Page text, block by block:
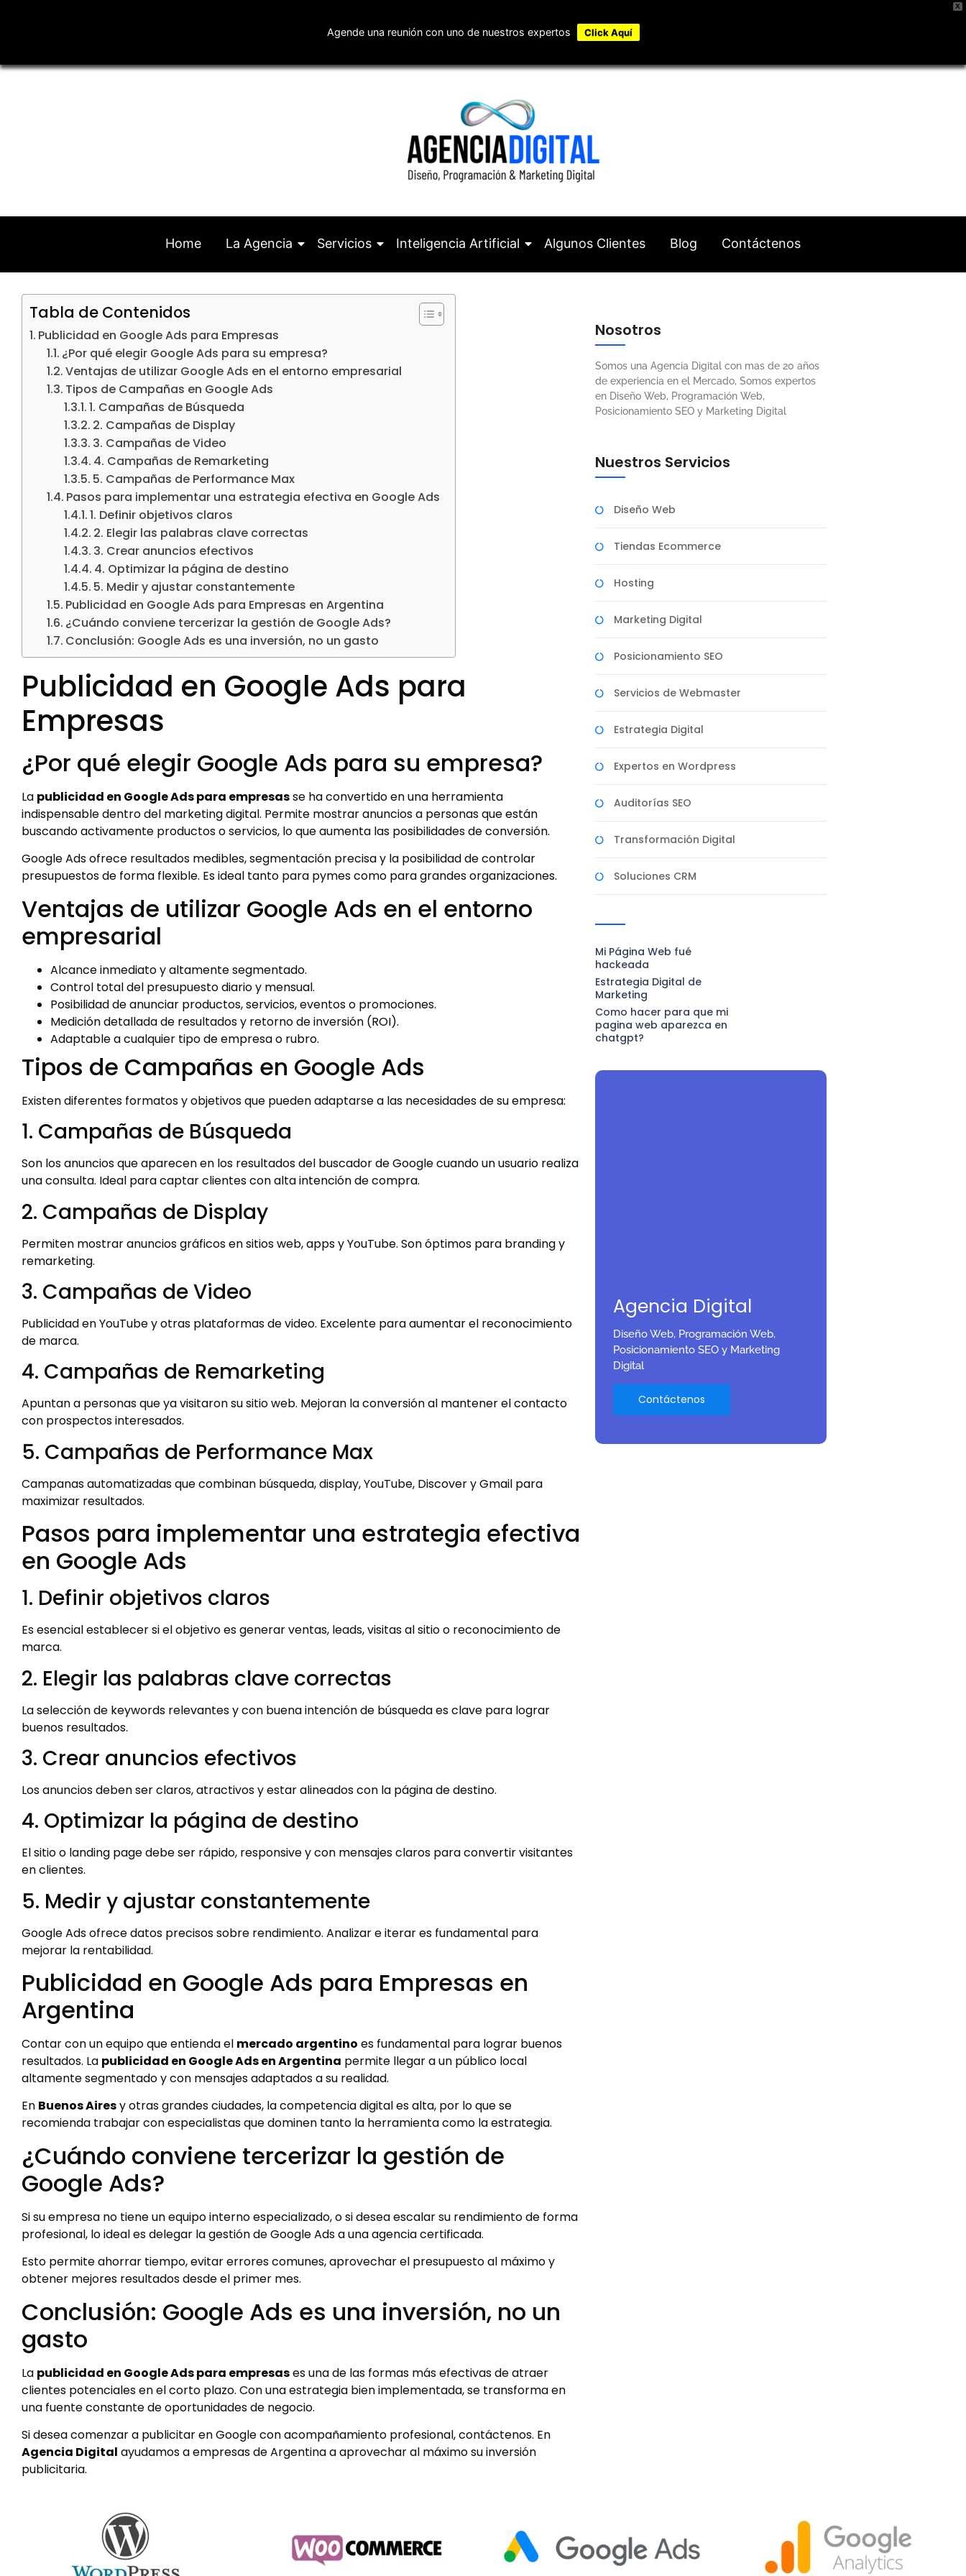
X
Agende una reunión con uno de nuestros expertos Click Aquí
Home La Agencia Servicios Inteligencia Artificial Algunos Clientes Blog Contáctenos
Tabla de Contenidos
Publicidad en Google Ads para Empresas
¿Por qué elegir Google Ads para su empresa?
Ventajas de utilizar Google Ads en el entorno empresarial
Tipos de Campañas en Google Ads
1. Campañas de Búsqueda
2. Campañas de Display
3. Campañas de Video
4. Campañas de Remarketing
5. Campañas de Performance Max
Pasos para implementar una estrategia efectiva en Google Ads
1. Definir objetivos claros
2. Elegir las palabras clave correctas
3. Crear anuncios efectivos
4. Optimizar la página de destino
5. Medir y ajustar constantemente
Publicidad en Google Ads para Empresas en Argentina
¿Cuándo conviene tercerizar la gestión de Google Ads?
Conclusión: Google Ads es una inversión, no un gasto
Publicidad en Google Ads para
Empresas
¿Por qué elegir Google Ads para su empresa?
La publicidad en Google Ads para empresasse ha convertido en una herramienta
indispensable dentro del marketing digital. Permite mostrar anuncios a personas que están
buscando activamente productos o servicios, lo que aumenta las posibilidades de conversión.
Google Ads ofrece resultados medibles, segmentación precisa y la posibilidad de controlar
presupuestos de forma flexible. Es ideal tanto para pymes como para grandes organizaciones.
Ventajas de utilizar Google Ads en el entorno
empresarial
Alcance inmediato y altamente segmentado.
Control total del presupuesto diario y mensual.
Posibilidad de anunciar productos, servicios, eventos o promociones.
Medición detallada de resultados y retorno de inversión (ROI).
Adaptable a cualquier tipo de empresa o rubro.
Tipos de Campañas en Google Ads
Existen diferentes formatos y objetivos que pueden adaptarse a las necesidades de su empresa:
1. Campañas de Búsqueda
Son los anuncios que aparecen en los resultados del buscador de Google cuando un usuario realiza
una consulta. Ideal para captar clientes con alta intención de compra.
2. Campañas de Display
Permiten mostrar anuncios gráficos en sitios web, apps y YouTube. Son óptimos para branding y
remarketing.
3. Campañas de Video
Publicidad en YouTube y otras plataformas de video. Excelente para aumentar el reconocimiento
de marca.
4. Campañas de Remarketing
Apuntan a personas que ya visitaron su sitio web. Mejoran la conversión al mantener el contacto
con prospectos interesados.
5. Campañas de Performance Max
Campanas automatizadas que combinan búsqueda, display, YouTube, Discover y Gmail para
maximizar resultados.
Pasos para implementar una estrategia efectiva
en Google Ads
1. Definir objetivos claros
Es esencial establecer si el objetivo es generar ventas, leads, visitas al sitio o reconocimiento de
marca.
2. Elegir las palabras clave correctas
La selección de keywords relevantes y con buena intención de búsqueda es clave para lograr
buenos resultados.
3. Crear anuncios efectivos
Los anuncios deben ser claros, atractivos y estar alineados con la página de destino.
4. Optimizar la página de destino
El sitio o landing page debe ser rápido, responsive y con mensajes claros para convertir visitantes
en clientes.
5. Medir y ajustar constantemente
Google Ads ofrece datos precisos sobre rendimiento. Analizar e iterar es fundamental para
mejorar la rentabilidad.
Publicidad en Google Ads para Empresas en
Argentina
Contar con un equipo que entienda el mercado argentino es fundamental para lograr buenos
resultados. La publicidad en Google Ads en Argentina permite llegar a un público local
altamente segmentado y con mensajes adaptados a su realidad.
En Buenos Airesy otras grandes ciudades, la competencia digital es alta, por lo que se
recomienda trabajar con especialistas que dominen tanto la herramienta como la estrategia.
¿Cuándo conviene tercerizar la gestión de
Google Ads?
Si su empresa no tiene un equipo interno especializado, o si desea escalar su rendimiento de forma
profesional, lo ideal es delegar la gestión de Google Ads a una agencia certificada.
Esto permite ahorrar tiempo, evitar errores comunes, aprovechar el presupuesto al máximo y
obtener mejores resultados desde el primer mes.
Conclusión: Google Ads es una inversión, no un
gasto
La publicidad en Google Ads para empresases una de las formas más efectivas de atraer
clientes potenciales en el corto plazo. Con una estrategia bien implementada, se transforma en
una fuente constante de oportunidades de negocio.
Si desea comenzar a publicitar en Google con acompañamiento profesional, contáctenos. En
Agencia Digital ayudamos a empresas de Argentina a aprovechar al máximo su inversión
publicitaria.
Nosotros
Somos una Agencia Digital con mas de 20 años
de experiencia en el Mercado, Somos expertos
en Diseño Web, Programación Web,
Posicionamiento SEO y Marketing Digital
Nuestros Servicios
Diseño Web
Tiendas Ecommerce
Hosting
Marketing Digital
Posicionamiento SEO
Servicios de Webmaster
Estrategia Digital
Expertos en Wordpress
Auditorías SEO
Transformación Digital
Soluciones CRM
Mi Página Web fué
hackeada
Estrategia Digital de
Marketing
Como hacer para que mi
pagina web aparezca en
chatgpt?
Agencia Digital
Diseño Web, Programación Web,
Posicionamiento SEO y Marketing
Digital
Contáctenos